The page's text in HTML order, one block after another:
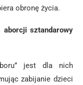
obronę życia.
sztandarowy
jest dla nich
zabijanie dzieci